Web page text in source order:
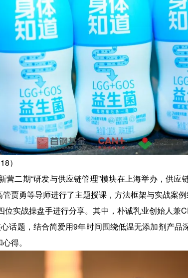
）
二期“研发与供应链管理”模块在上海举办，供应
贾勇等导师进行了主题授课，方法框架与实战案例
实战操盘手进行分享。其中，朴诚乳业创始人兼
话题，结合简爱用9年时间围绕低温无添加剂产品
得。